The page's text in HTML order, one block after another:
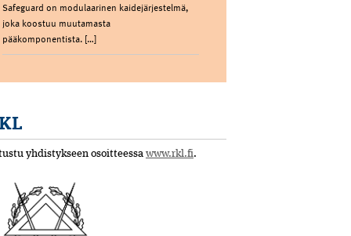
Safeguard on modulaarinen kaidejärjestelmä,
joka koostuu muutamasta
pääkomponentista. […]
yhdistykseen osoitteessa www.rkl.fi.